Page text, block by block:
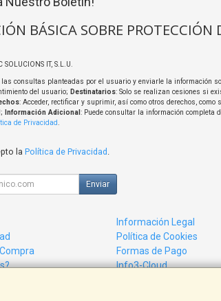
BÁSICA SOBRE PROTECCIÓN
SOLUCIONS IT, S.L.U.
las consultas planteadas por el usuario y enviarle la información
del usuario; Destinatarios: Solo se realizan cesiones si
: Acceder, rectificar y suprimir, así como otros derechos, como
Información Adicional : Puede consultar la información completa
de Privacidad.
la Política de Privacidad .
Enviar
Información Legal
Política de Cookies
Formas de Pago
Info3-Cloud